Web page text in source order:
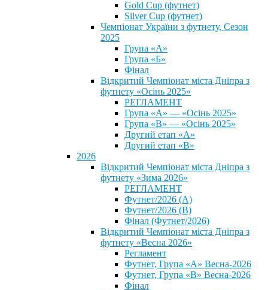
Gold Cup (футнет)
Silver Cup (футнет)
Чемпіонат України з футнету, Сезон
2025
Група «А»
Група «Б»
Фінал
Відкритий Чемпіонат міста Дніпра з
футнету «Осінь 2025»
РЕГЛАМЕНТ
Група «А» — «Осінь 2025»
Група «В» — «Осінь 2025»
Другий етап «А»
Другий етап «В»
2026
Відкритий Чемпіонат міста Дніпра з
футнету «Зима 2026»
РЕГЛАМЕНТ
Футнет/2026 (А)
Футнет/2026 (В)
Фінал (Футнет/2026)
Відкритий Чемпіонат міста Дніпра з
футнету «Весна 2026»
Регламент
Футнет, Група «А» Весна-2026
Футнет, Група «В» Весна-2026
Фінал